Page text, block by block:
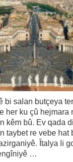
bi salan butçeya
her ku çû hejmara
kêm bû. Ev qada
taybet re vebe hat
Îtalya li
…